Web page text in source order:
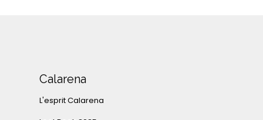
Calarena
L'esprit Calarena